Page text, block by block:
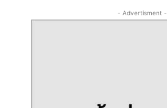
- Advertisment -